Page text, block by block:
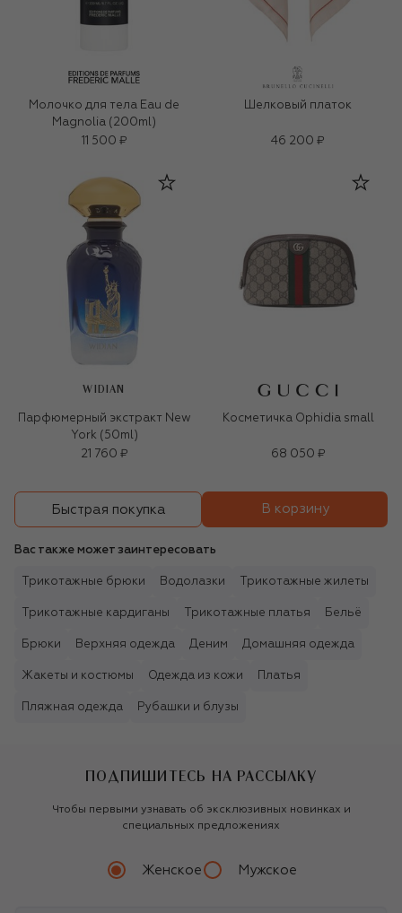
Молочко для тела Eau de
Magnolia (200ml)
11 500 ₽
Шелковый платок
46 200 ₽
WIDIAN
Парфюмерный экстракт New
York (50ml)
21 760 ₽
Косметичка Ophidia small
68 050 ₽
Быстрая покупка В корзину
Вас также может заинтересовать
Трикотажные брюки Водолазки Трикотажные жилеты
Трикотажные кардиганы Трикотажные платья Бельё
Брюки Верхняя одежда Деним Домашняя одежда
Жакеты и костюмы Одежда из кожи Платья
Пляжная одежда Рубашки и блузы
ПОДПИШИТЕСЬ НА РАССЫЛКУ
Чтобы первыми узнавать об эксклюзивных новинках и
специальных предложениях
Женское Мужское